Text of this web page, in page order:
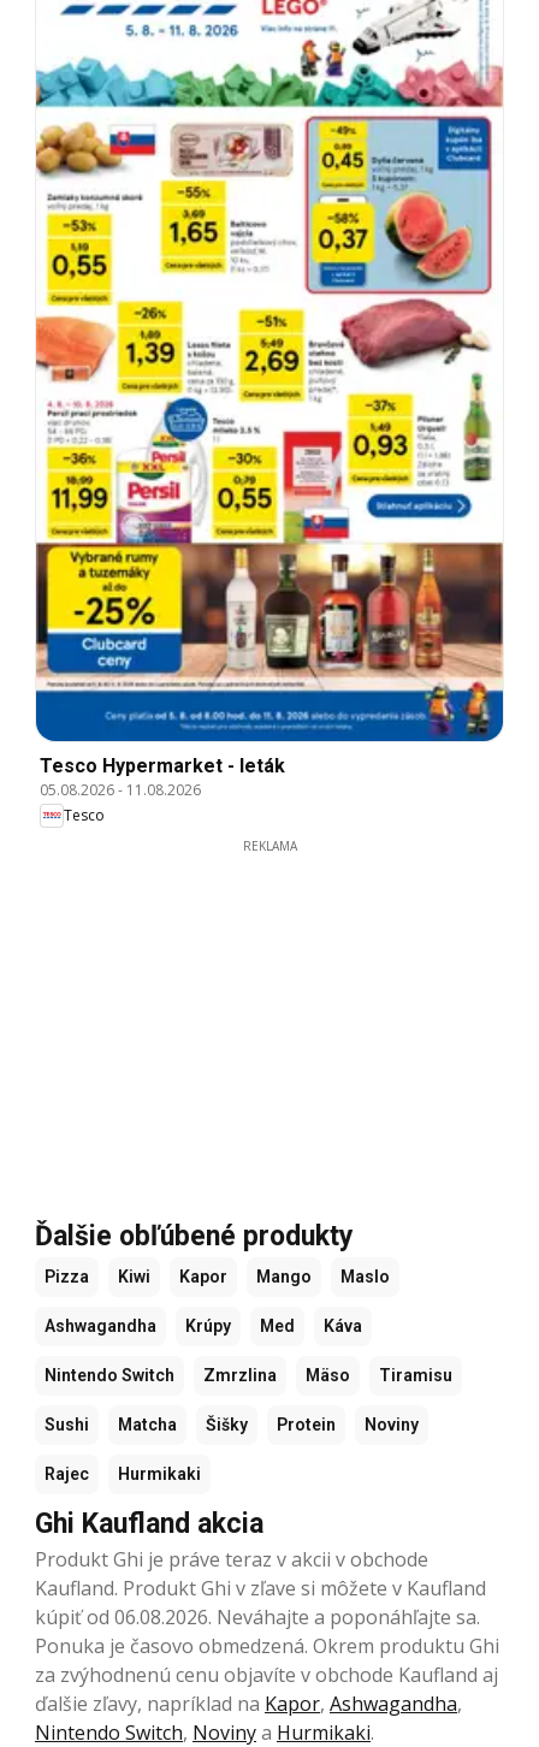
Tesco Hypermarket - leták
05.08.2026- 11.08.2026
Tesco
REKLAMA
Ďalšie obľúbené produkty
Pizza Kiwi Kapor Mango Maslo
Ashwagandha Krúpy Med Káva
Nintendo Switch Zmrzlina Mäso Tiramisu
Sushi Matcha Šišky Protein Noviny
Rajec Hurmikaki
Ghi Kaufland akcia
Produkt Ghi je práve teraz v akcii v obchode
Kaufland. Produkt Ghi v zľave si môžete v Kaufland
kúpiť od 06.08.2026. Neváhajte a poponáhľajte sa.
Ponuka je časovo obmedzená. Okrem produktu Ghi
za zvýhodnenú cenu objavíte v obchode Kaufland aj
ďalšie zľavy, napríklad na Kapor, Ashwagandha,
Nintendo Switch, Novinya Hurmikaki.